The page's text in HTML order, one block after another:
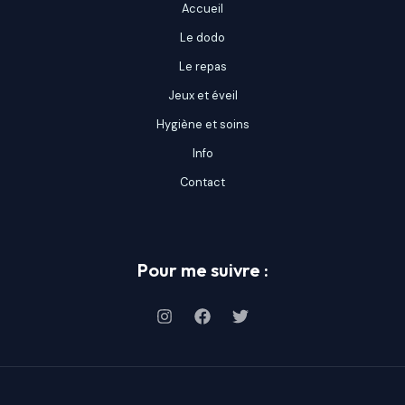
Accueil
Le dodo
Le repas
Jeux et éveil
Hygiène et soins
Info
Contact
Pour me suivre :